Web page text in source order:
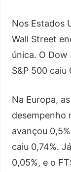
Nos Estados
Wall Street
única. O Dow
S&P 500 caiu
Na Europa,
desempenho
avançou
caiu 0,74%.
0,05%, e o